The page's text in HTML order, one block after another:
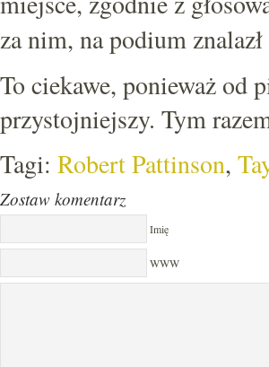
za nim, na podium
To ciekawe, ponieważ od
przystojniejszy. Tym
Tagi: Robert Pattinson,
Zostaw komentarz
Imię
WWW